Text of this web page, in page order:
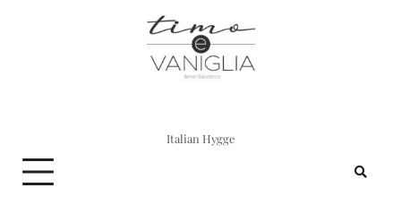
Italian Hygge